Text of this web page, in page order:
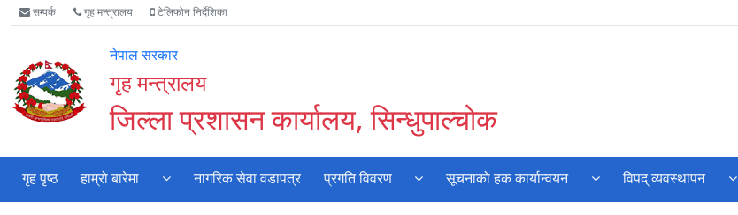
Accessibility
Mode
गर्नुहोस्
मुख्य
सामाग्री
मुख्य
नेभिगेसन
वेबसाइट
खोजमा
सम्पर्क गृह मन्त्रालय टेलिफोन निर्देशिका
नेपाल सरकार
गृह मन्त्रालय
जिल्ला प्रशासन कार्यालय, सिन्धुपाल्चोक
गृह पृष्ठ हाम्रो बारेमा नागरिक सेवा वडापत्र प्रगति विवरण सूचनाको हक कार्यान्वयन विपद् व्यवस्थापन